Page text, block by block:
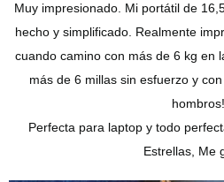
Muy impresionado. Mi portátil de
hecho y simplificado. Realmente
cuando camino con más de 6 kg en
más de 6 millas sin esfuerzo y
hombros!
Perfecta para laptop y todo
Estrellas, Me